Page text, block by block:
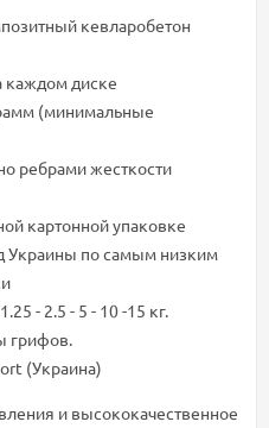
кевларобетон
каждом диске
(минимальные
ребрами жесткости
картонной упаковке
Украины по самым низким
- 2.5 - 5 - 10 -15 кг.
грифов.
(Украина)
и высококачественное